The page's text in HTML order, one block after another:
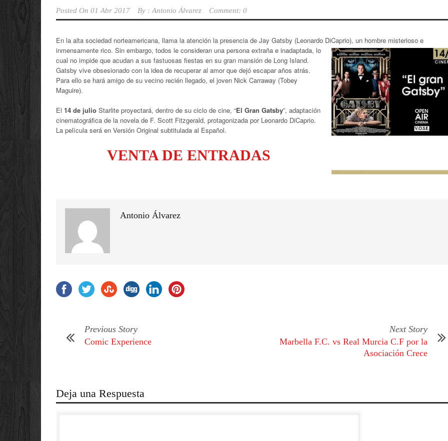
Posted On 01 Abr 2017 By : Antonio Álvarez Comment: 0
En la alta sociedad norteamericana, llama la atención la presencia de Jay Gatsby (Leonardo DiCaprio), un hombre misterioso e
inmensamente rico. Sin embargo, todos le consideran una persona extraña e inadaptada, lo
cual no impide que acudan a sus fastuosas fiestas en su gran mansión de Long Island.
Gatsby vive obsesionado con la idea de recuperar al amor que dejó escapar años atrás.
Para ello se hará amigo de su vecino recién llegado, el joven Nick Carraway (Tobey
Maguire).
El 14 de julio Starlite proyectará, dentro de su ciclo de cine, “El Gran Gatsby”, adaptación
cinematográfica de la novela de F. Scott Fitzgerald, protagonizada por Leonardo DiCaprio.
La película será en Versión Original subtitulada al Español.
VENTA DE ENTRADAS
Antonio Álvarez
Previous Story
Comic Experience
Next Story
Marbella F.C. vs Real Murcia C.F por la
Asociación Crece
Deja una Respuesta